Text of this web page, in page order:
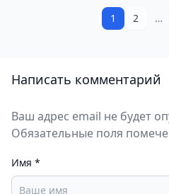
1 2 …
Написать комментарий
Ваш адрес email не будет
Обязательные поля
Имя *